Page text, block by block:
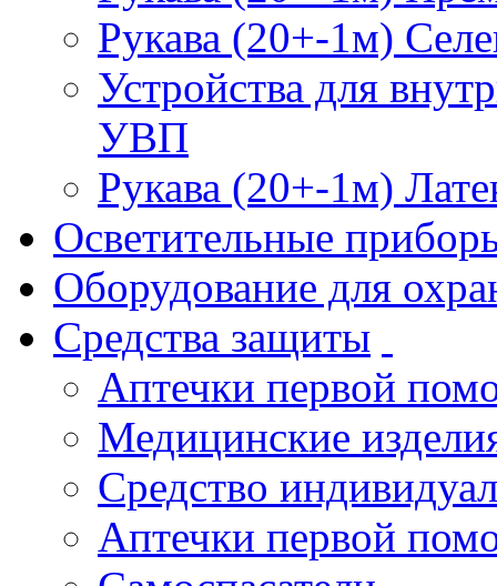
Рукава (20+-1м)
Устройства для
УВП
Рукава (20+-1м)
Осветительные
Оборудование для
Средства защиты
Аптечки первой
Медицинские
Средство
Аптечки первой